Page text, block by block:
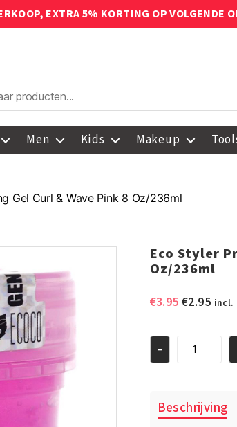
EXTRA 5% KORTING OP VOLGENDE
Men Kids Makeup
Gel Curl & Wave Pink 8 Oz/236ml
Eco Styler
Oz/236ml
€3.95
€3.95.
€2.95 incl.
Eco
Gel
-
Beschrijving